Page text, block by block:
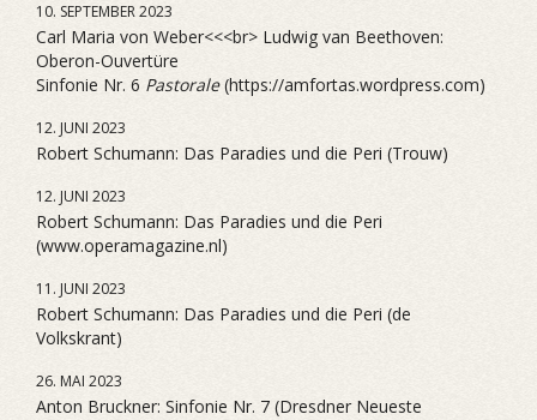
10. SEPTEMBER 2023
Carl Maria von Weber<<<br> Ludwig van Beethoven:
Oberon-Ouvertüre
Sinfonie Nr. 6 Pastorale(https://amfortas.wordpress.com)
12. JUNI 2023
Robert Schumann: Das Paradies und die Peri (Trouw)
12. JUNI 2023
Robert Schumann: Das Paradies und die Peri
(www.operamagazine.nl)
11. JUNI 2023
Robert Schumann: Das Paradies und die Peri (de
Volkskrant)
26. MAI 2023
Anton Bruckner: Sinfonie Nr. 7 (Dresdner Neueste